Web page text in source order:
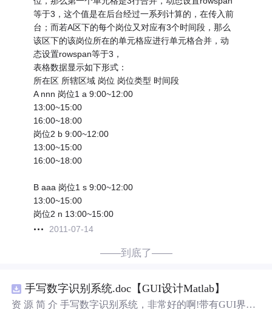
等于3，这个值是在后台经过一系列计算的，在传入前
台；而若A区下的每个岗位又对应有3个时间段，那么
该区下的该岗位所在的单元格应进行单元格合并，动
态设置rowspan等于3，
表格数据显示如下形式：
所在区 所辖区域 岗位 岗位类型 时间段
A nnn 岗位1 a 9:00~12:00
13:00~15:00
16:00~18:00
岗位2 b 9:00~12:00
13:00~15:00
16:00~18:00
B aaa 岗位1 s 9:00~12:00
13:00~15:00
岗位2 n 13:00~15:00
2011-07-14
——到底了——
手写数字识别系统.doc【GUI设计Matlab】
资 源 简 介 手写数字识别系统，非常好的啊!带有GUI界